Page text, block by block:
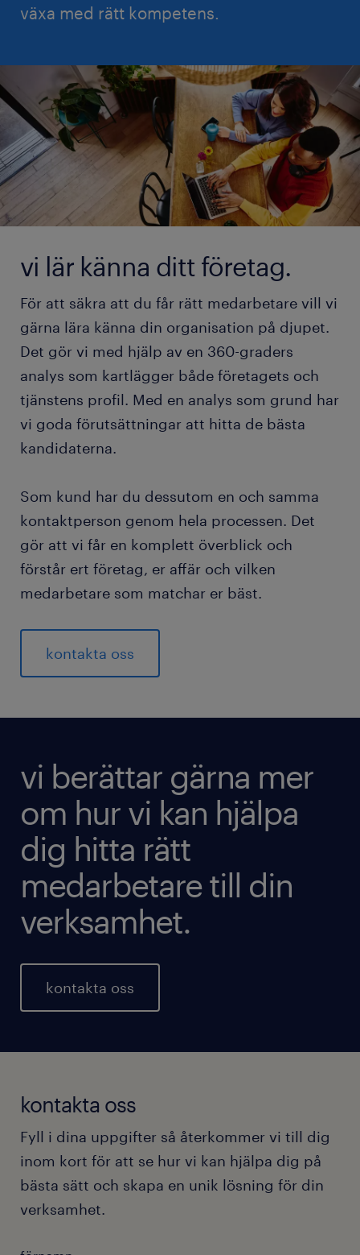
växa med rätt kompetens.
vi lär känna ditt företag.
För att säkra att du får rätt medarbetare vill vi
gärna lära känna din organisation på djupet.
Det gör vi med hjälp av en 360-graders
analys som kartlägger både företagets och
tjänstens profil. Med en analys som grund har
vi goda förutsättningar att hitta de bästa
kandidaterna.
Som kund har du dessutom en och samma
kontaktperson genom hela processen. Det
gör att vi får en komplett överblick och
förstår ert företag, er affär och vilken
medarbetare som matchar er bäst.
kontakta oss
vi berättar gärna mer
om hur vi kan hjälpa
dig hitta rätt
medarbetare till din
verksamhet.
kontakta oss
kontakta oss
Fyll i dina uppgifter så återkommer vi till dig
inom kort för att se hur vi kan hjälpa dig på
bästa sätt och skapa en unik lösning för din
verksamhet.